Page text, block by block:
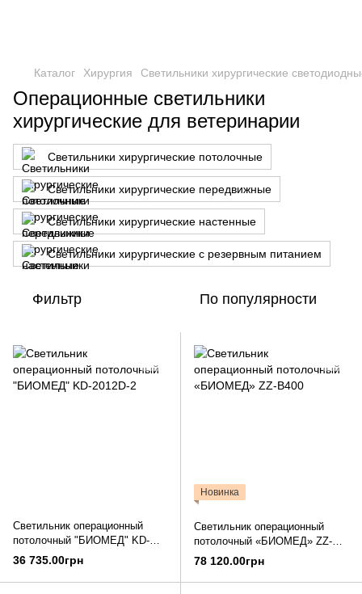
Каталог Хирургия Светильники хирургические
Операционные светильники
хирургические для ветеринарии
Светильники хирургические потолочные
Светильники хирургические передвижные
Светильники хирургические настенные
Светильники хирургические с резервным питанием
Фильтр По популярности
Светильник операционный
потолочный "БИОМЕД" KD-
2012D-2
36 735.00грн
Новинка
Светильник операционный
потолочный «БИОМЕД» ZZ-
B400
78 120.00грн